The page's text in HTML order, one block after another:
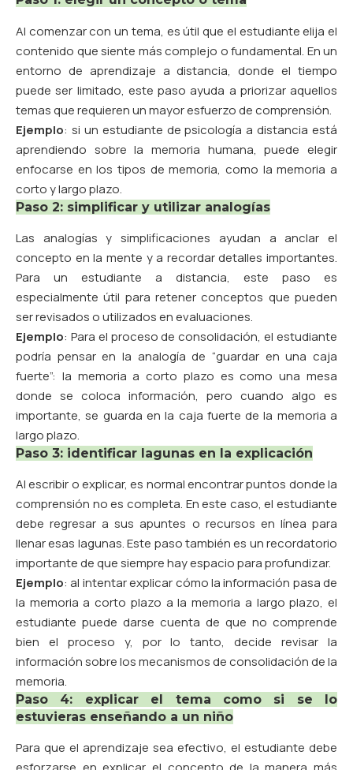
Al comenzar con un tema, es útil que el estudiante elija el
contenido que siente más complejo o fundamental. En un
entorno de aprendizaje a distancia, donde el tiempo
puede ser limitado, este paso ayuda a priorizar aquellos
temas que requieren un mayor esfuerzo de comprensión.
Ejemplo: si un estudiante de psicología a distancia está
aprendiendo sobre la memoria humana, puede elegir
enfocarse en los tipos de memoria, como la memoria a
corto y largo plazo.
Paso 2: simplificar y utilizar analogías
Las analogías y simplificaciones ayudan a anclar el
concepto en la mente y a recordar detalles importantes.
Para un estudiante a distancia, este paso es
especialmente útil para retener conceptos que pueden
ser revisados o utilizados en evaluaciones.
Ejemplo: Para el proceso de consolidación, el estudiante
podría pensar en la analogía de “guardar en una caja
fuerte”: la memoria a corto plazo es como una mesa
donde se coloca información, pero cuando algo es
importante, se guarda en la caja fuerte de la memoria a
largo plazo.
Paso 3: identificar lagunas en la explicación
Al escribir o explicar, es normal encontrar puntos donde la
comprensión no es completa. En este caso, el estudiante
debe regresar a sus apuntes o recursos en línea para
llenar esas lagunas. Este paso también es un recordatorio
importante de que siempre hay espacio para profundizar.
Ejemplo: al intentar explicar cómo la información pasa de
la memoria a corto plazo a la memoria a largo plazo, el
estudiante puede darse cuenta de que no comprende
bien el proceso y, por lo tanto, decide revisar la
información sobre los mecanismos de consolidación de la
memoria.
Paso 4: explicar el tema como si se lo
estuvieras enseñando a un niño
Para que el aprendizaje sea efectivo, el estudiante debe